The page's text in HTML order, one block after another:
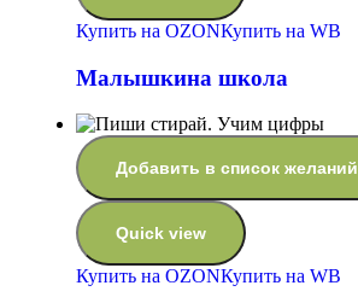
Купить на OZONКупить на WB
Малышкина школа
Добавить в список желаний
Quick view
Купить на OZONКупить на WB